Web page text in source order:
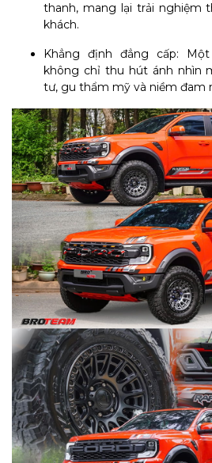
thanh, mang lại trải nghiệm
khách.
Khẳng định đẳng cấp:
không chỉ thu hút ánh nhìn
tư, gu thẩm mỹ và niềm đam